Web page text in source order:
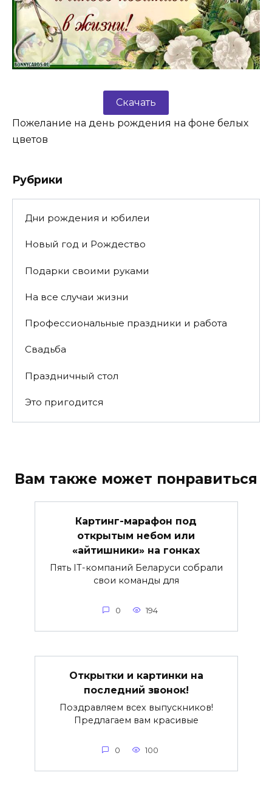
Скачать
Пожелание на день рождения на фоне белых
цветов
Рубрики
Дни рождения и юбилеи
Новый год и Рождество
Подарки своими руками
На все случаи жизни
Профессиональные праздники и работа
Свадьба
Праздничный стол
Это пригодится
Вам также может понравиться
Картинг-марафон под
открытым небом или
«айтишники» на гонках
Пять IT-компаний Беларуси собрали
свои команды для
0 194
Открытки и картинки на
последний звонок!
Поздравляем всех выпускников!
Предлагаем вам красивые
0 100